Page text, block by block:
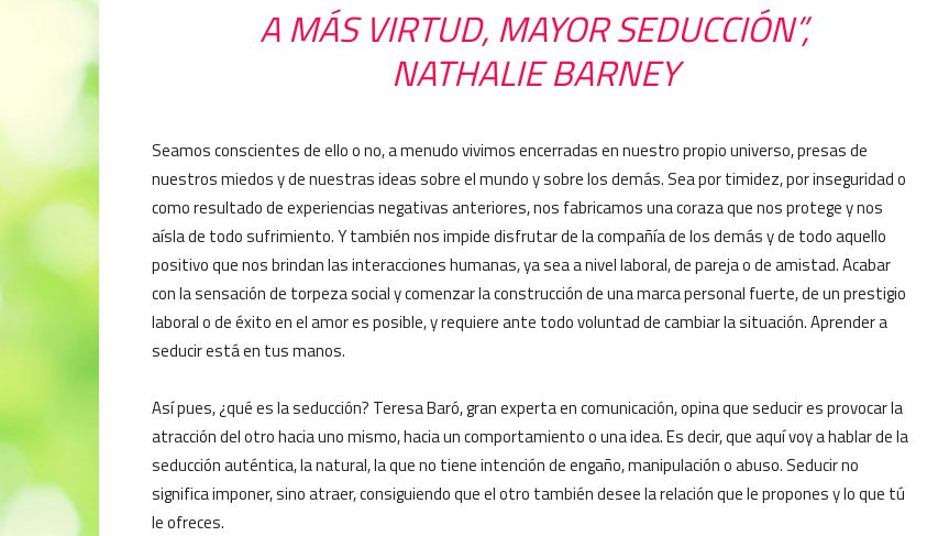
A MÁS VIRTUD, MAYOR SEDUCCIÓN”,
NATHALIE BARNEY
Seamos conscientes de ello o no, a menudo vivimos encerradas en nuestro propio universo, presas de
nuestros miedos y de nuestras ideas sobre el mundo y sobre los demás. Sea por timidez, por inseguridad o
como resultado de experiencias negativas anteriores, nos fabricamos una coraza que nos protege y nos
aísla de todo sufrimiento. Y también nos impide disfrutar de la compañía de los demás y de todo aquello
positivo que nos brindan las interacciones humanas, ya sea a nivel laboral, de pareja o de amistad. Acabar
con la sensación de torpeza social y comenzar la construcción de una marca personal fuerte, de un prestigio
laboral o de éxito en el amor es posible, y requiere ante todo voluntad de cambiar la situación. Aprender a
seducir está en tus manos.
Así pues, ¿qué es la seducción? Teresa Baró, gran experta en comunicación, opina que seducir es provocar la
atracción del otro hacia uno mismo, hacia un comportamiento o una idea. Es decir, que aquí voy a hablar de la
seducción auténtica, la natural, la que no tiene intención de engaño, manipulación o abuso. Seducir no
significa imponer, sino atraer, consiguiendo que el otro también desee la relación que le propones y lo que tú
le ofreces.